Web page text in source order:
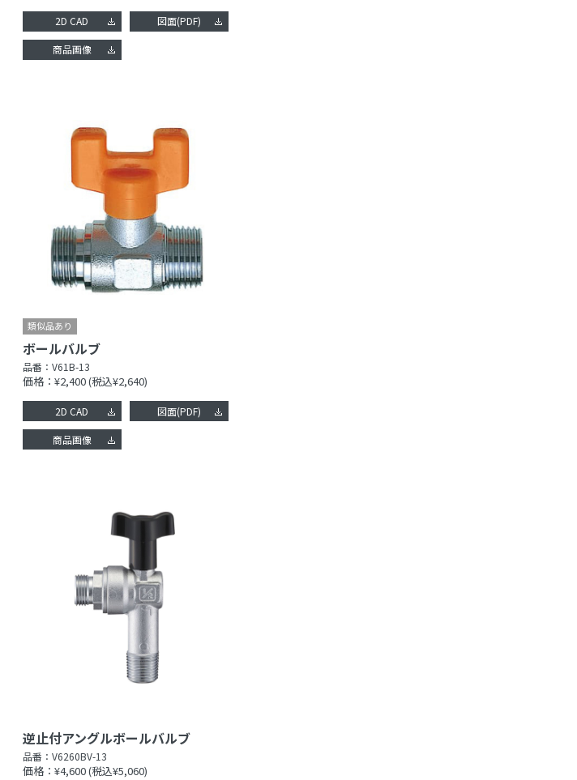
2D CAD 図面(PDF)
商品画像
ボールバルブ
品番： V61B-13
価格：¥2,400(税込¥2,640)
2D CAD 図面(PDF)
商品画像
逆止付アングルボールバルブ
品番： V6260BV-13
価格：¥4,600(税込¥5,060)